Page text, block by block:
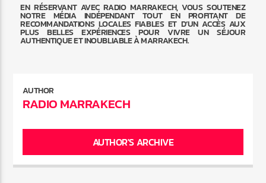
EN RÉSERVANT AVEC RADIO MARRAKECH, VOUS SOUTENEZ
NOTRE MÉDIA INDÉPENDANT TOUT EN PROFITANT DE
RECOMMANDATIONS LOCALES FIABLES ET D’UN ACCÈS AUX
PLUS BELLES EXPÉRIENCES POUR VIVRE UN SÉJOUR
AUTHENTIQUE ET INOUBLIABLE À MARRAKECH.
AUTHOR
RADIO MARRAKECH
AUTHOR'S ARCHIVE